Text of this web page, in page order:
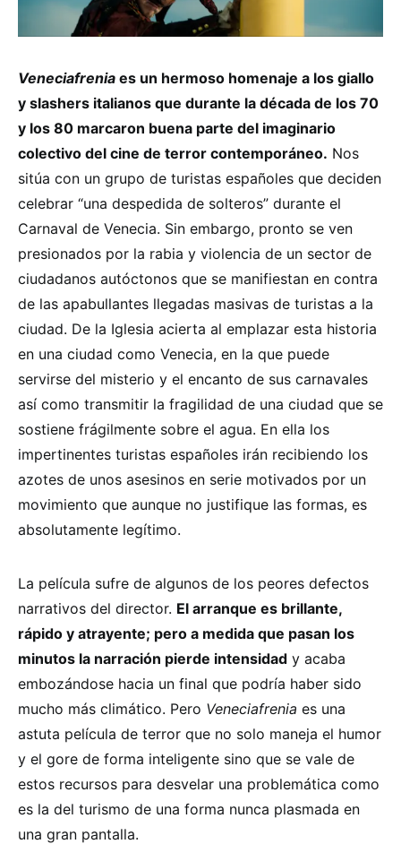
Veneciafrenia es un hermoso homenaje a los giallo
y slashers italianos que durante la década de los 70
y los 80 marcaron buena parte del imaginario
colectivo del cine de terror contemporáneo. Nos
sitúa con un grupo de turistas españoles que deciden
celebrar “una despedida de solteros” durante el
Carnaval de Venecia. Sin embargo, pronto se ven
presionados por la rabia y violencia de un sector de
ciudadanos autóctonos que se manifiestan en contra
de las apabullantes llegadas masivas de turistas a la
ciudad. De la Iglesia acierta al emplazar esta historia
en una ciudad como Venecia, en la que puede
servirse del misterio y el encanto de sus carnavales
así como transmitir la fragilidad de una ciudad que se
sostiene frágilmente sobre el agua. En ella los
impertinentes turistas españoles irán recibiendo los
azotes de unos asesinos en serie motivados por un
movimiento que aunque no justifique las formas, es
absolutamente legítimo.
La película sufre de algunos de los peores defectos
narrativos del director. El arranque es brillante,
rápido y atrayente; pero a medida que pasan los
minutos la narración pierde intensidad y acaba
embozándose hacia un final que podría haber sido
mucho más climático. Pero Veneciafrenia es una
astuta película de terror que no solo maneja el humor
y el gore de forma inteligente sino que se vale de
estos recursos para desvelar una problemática como
es la del turismo de una forma nunca plasmada en
una gran pantalla.